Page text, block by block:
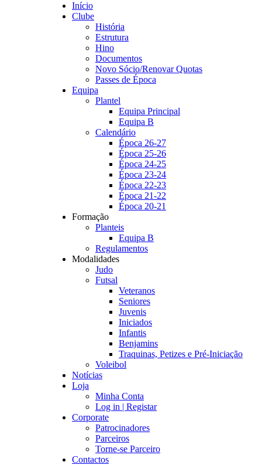
Início
Clube
História
Estrutura
Hino
Documentos
Novo Sócio/Renovar Quotas
Passes de Época
Equipa
Plantel
Equipa Principal
Equipa B
Calendário
Época 26-27
Época 25-26
Época 24-25
Época 23-24
Época 22-23
Época 21-22
Época 20-21
Formação
Planteis
Equipa B
Regulamentos
Modalidades
Judo
Futsal
Veteranos
Seniores
Juvenis
Iniciados
Infantis
Benjamins
Traquinas, Petizes e Pré-Iniciação
Voleibol
Notícias
Loja
Minha Conta
Log in | Registar
Corporate
Patrocinadores
Parceiros
Torne-se Parceiro
Contactos